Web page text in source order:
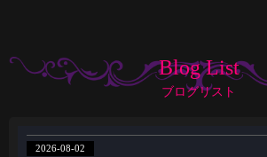
Blog List
ブログリスト
2026-08-02